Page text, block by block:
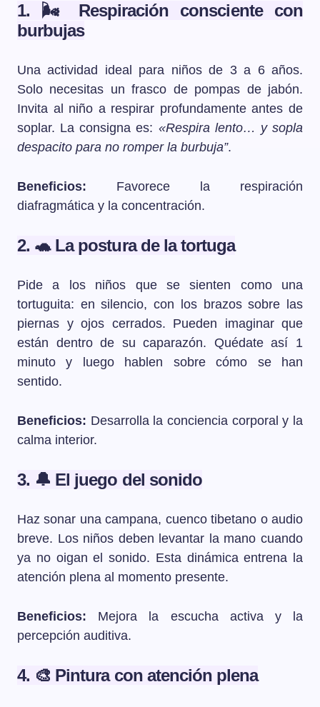
1. 🌬️ Respiración consciente con
burbujas
Una actividad ideal para niños de 3 a 6 años.
Solo necesitas un frasco de pompas de jabón.
Invita al niño a respirar profundamente antes de
soplar. La consigna es: «Respira lento… y sopla
despacito para no romper la burbuja”.
Beneficios: Favorece la respiración
diafragmática y la concentración.
2. 🐢 La postura de la tortuga
Pide a los niños que se sienten como una
tortuguita: en silencio, con los brazos sobre las
piernas y ojos cerrados. Pueden imaginar que
están dentro de su caparazón. Quédate así 1
minuto y luego hablen sobre cómo se han
sentido.
Beneficios: Desarrolla la conciencia corporal y la
calma interior.
3. 🔔 El juego del sonido
Haz sonar una campana, cuenco tibetano o audio
breve. Los niños deben levantar la mano cuando
ya no oigan el sonido. Esta dinámica entrena la
atención plena al momento presente.
Beneficios: Mejora la escucha activa y la
percepción auditiva.
4. 🎨 Pintura con atención plena